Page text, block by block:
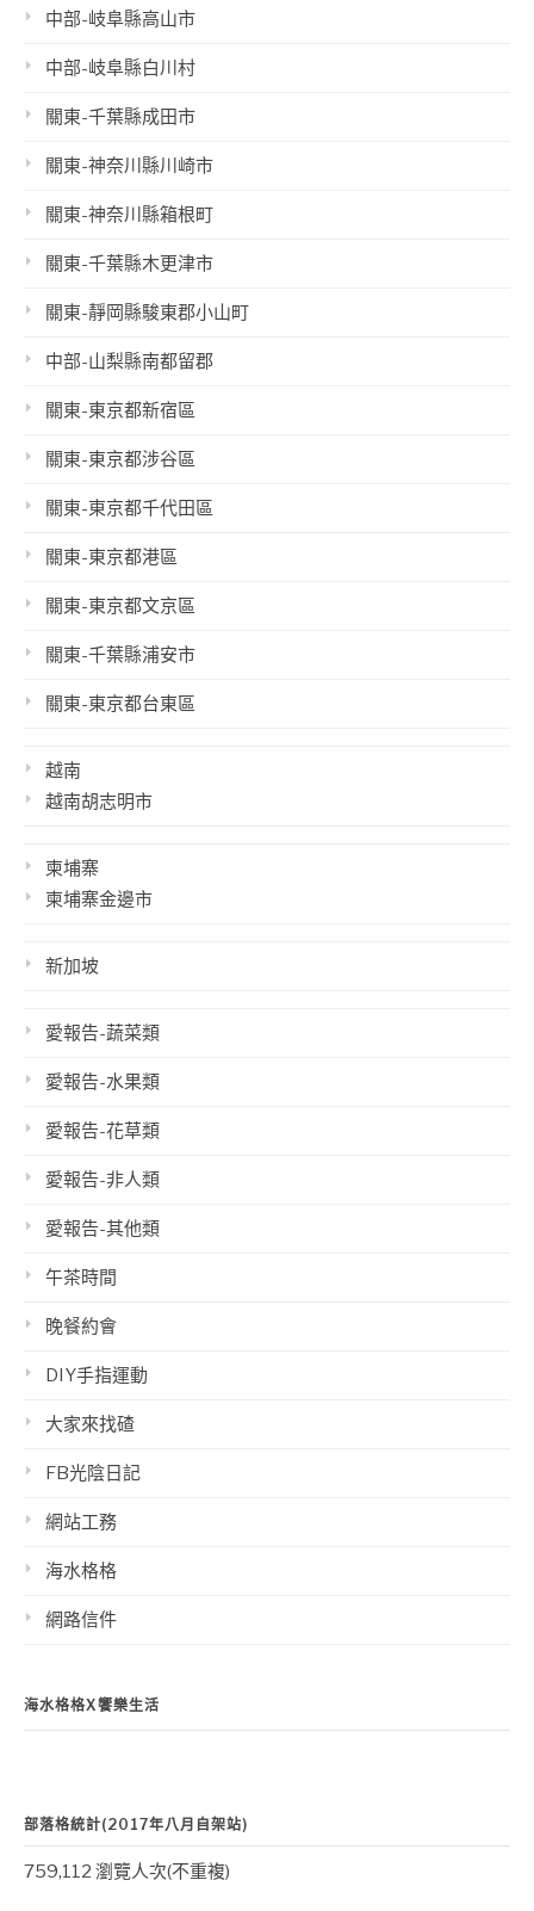
中部-岐阜縣高山市
中部-岐阜縣白川村
關東-千葉縣成田市
關東-神奈川縣川崎市
關東-神奈川縣箱根町
關東-千葉縣木更津市
關東-靜岡縣駿東郡小山町
中部-山梨縣南都留郡
關東-東京都新宿區
關東-東京都涉谷區
關東-東京都千代田區
關東-東京都港區
關東-東京都文京區
關東-千葉縣浦安市
關東-東京都台東區
越南
越南胡志明市
柬埔寨
柬埔寨金邊市
新加坡
愛報告-蔬菜類
愛報告-水果類
愛報告-花草類
愛報告-非人類
愛報告-其他類
午茶時間
晚餐約會
DIY手指運動
大家來找碴
FB光陰日記
網站工務
海水格格
網路信件
海水格格X饗樂生活
部落格統計(2017年八月自架站)
759,112 瀏覽人次(不重複)